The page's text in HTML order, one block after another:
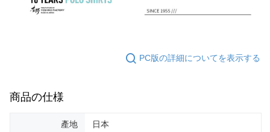
PC版の詳細についてを表示する
商品の仕様
產地 日本